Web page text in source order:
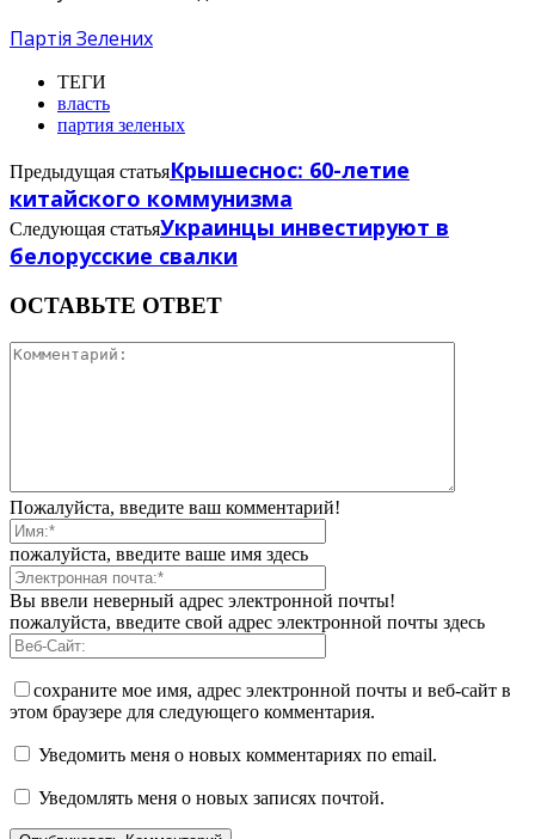
Партiя Зелених
ТЕГИ
власть
партия зеленых
Предыдущая статьяКрышеснос: 60-летие
китайского коммунизма
Следующая статьяУкраинцы инвестируют в
белорусские свалки
ОСТАВЬТЕ ОТВЕТ
Пожалуйста, введите ваш комментарий!
пожалуйста, введите ваше имя здесь
Вы ввели неверный адрес электронной почты!
пожалуйста, введите свой адрес электронной почты здесь
сохраните мое имя, адрес электронной почты и веб-сайт в
этом браузере для следующего комментария.
Уведомить меня о новых комментариях по email.
Уведомлять меня о новых записях почтой.